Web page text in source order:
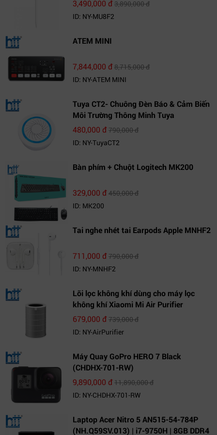
3,490,000 đ3,890,000 đ
ID: NY-MU8F2
ATEM MINI
7,844,000 đ8,715,000 đ
ID: NY-ATEM MINI
Tuya CT2- Chuông Đèn Báo & Cảm Biến
Môi Trường Thông Minh Tuya
480,000 đ790,000 đ
ID: NY-TuyaCT2
Bàn phím + Chuột Logitech MK200
329,000 đ450,000 đ
ID: MK200
Tai nghe nhét tai Earpods Apple MNHF2
711,000 đ790,000 đ
ID: NY-MNHF2
Lõi lọc không khí dùng cho máy lọc
không khí Xiaomi Mi Air Purifier
679,000 đ739,000 đ
ID: NY-AirPurifier
Máy Quay GoPro HERO 7 Black
(CHDHX-701-RW)
9,890,000 đ11,890,000 đ
ID: NY-CHDHX-701-RW
Laptop Acer Nitro 5 AN515-54-784P
(NH.Q59SV.013) | i7-9750H | 8GB DDR4